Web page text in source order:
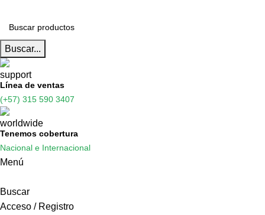
Buscar...
Línea de ventas
(+57) 315 590 3407
Tenemos cobertura
Nacional e Internacional
Menú
Buscar
Acceso / Registro